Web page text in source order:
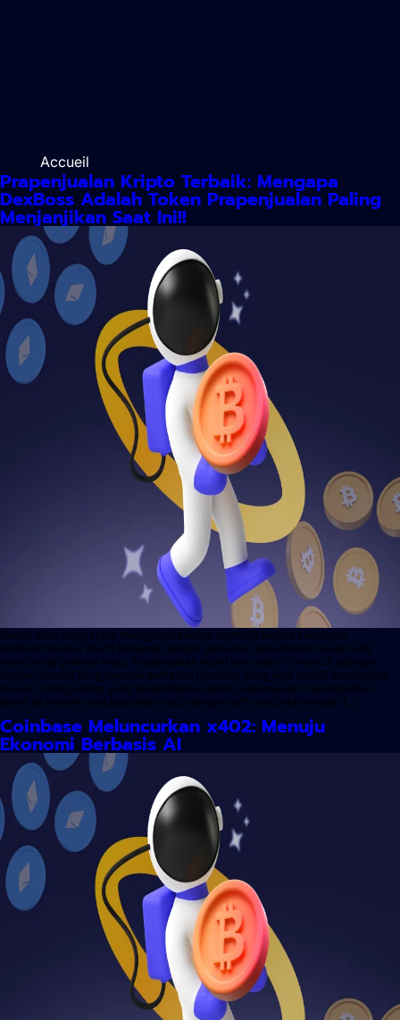
Accueil
Prapenjualan Kripto Terbaik: Mengapa
DexBoss Adalah Token Prapenjualan Paling
Menjanjikan Saat Ini!!
Sektor mata uang kripto mengalami evolusi dramatis karena keuangan
terdesentralisasi (DeFi) bersama dengan game dan kecerdasan buatan (AI)
mendorong gerakan maju. Prapenjualan kripto baru-baru ini muncul sebagai
proyek inovatif yang menarik perhatian investasi yang kuat sambil mendorong
inovasi. Orang-orang yang berpartisipasi dalam prapenjualan mendapatkan
akses ke proyek yang berpikiran maju dengan tarif yang lebih rendah […]
Coinbase Meluncurkan x402: Menuju
Ekonomi Berbasis AI